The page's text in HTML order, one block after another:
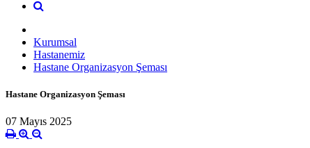
Kurumsal
Hastanemiz
Hastane Organizasyon Şeması
Hastane Organizasyon Şeması
07 Mayıs 2025